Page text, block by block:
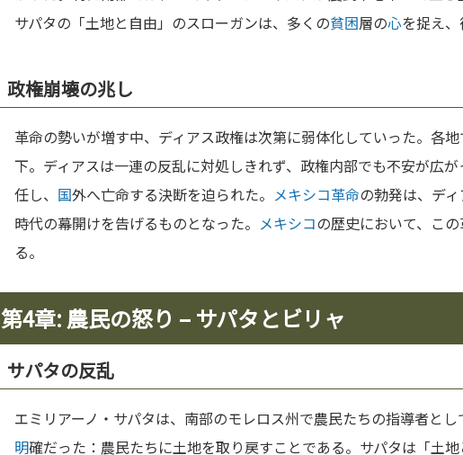
サパタの「土地と自由」のスローガンは、多くの貧困層の心を捉え、
政権崩壊の兆し
革命の勢いが増す中、ディアス政権は次第に弱体化していった。各
下。ディアスは一連の反乱に対処しきれず、政権内部でも不安が広
任し、 国外へ亡命する決断を迫られた。 メキシコ革命の勃発は、デ
時代の幕開けを告げるものとなった。 メキシコの歴史において、こ
る。
第4章: 農民の怒り – サパタとビリャ
サパタの反乱
エミリアーノ・サパタは、南部のモレロス州で農民たちの指導者と
明確だった：農民たちに土地を取り戻すことである。サパタは「土